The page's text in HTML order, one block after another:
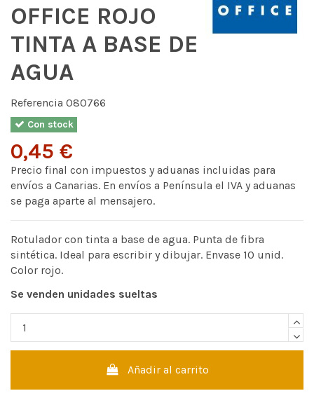
OFFICE ROJO
TINTA A BASE DE
AGUA
Referencia 080766
Con stock
0,45 €
Precio final con impuestos y aduanas incluidas para
envíos a Canarias. En envíos a Península el IVA y aduanas
se paga aparte al mensajero.
Rotulador con tinta a base de agua. Punta de fibra
sintética. Ideal para escribir y dibujar. Envase 10 unid.
Color rojo.
Se venden unidades sueltas
Añadir al carrito